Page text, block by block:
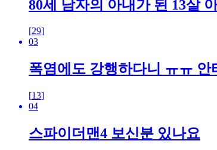
80세 남자의 아내가 된 13살
[29]
03
폭염에도 강행하다니 ㅠㅠ 안
[13]
04
스파이더맨4 보신분 있나요